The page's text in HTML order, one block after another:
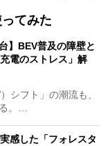
てみた
】BEV普及の障壁と
電のストレス」解
シフト」の潮流も、
。…
感した「フォレスタ